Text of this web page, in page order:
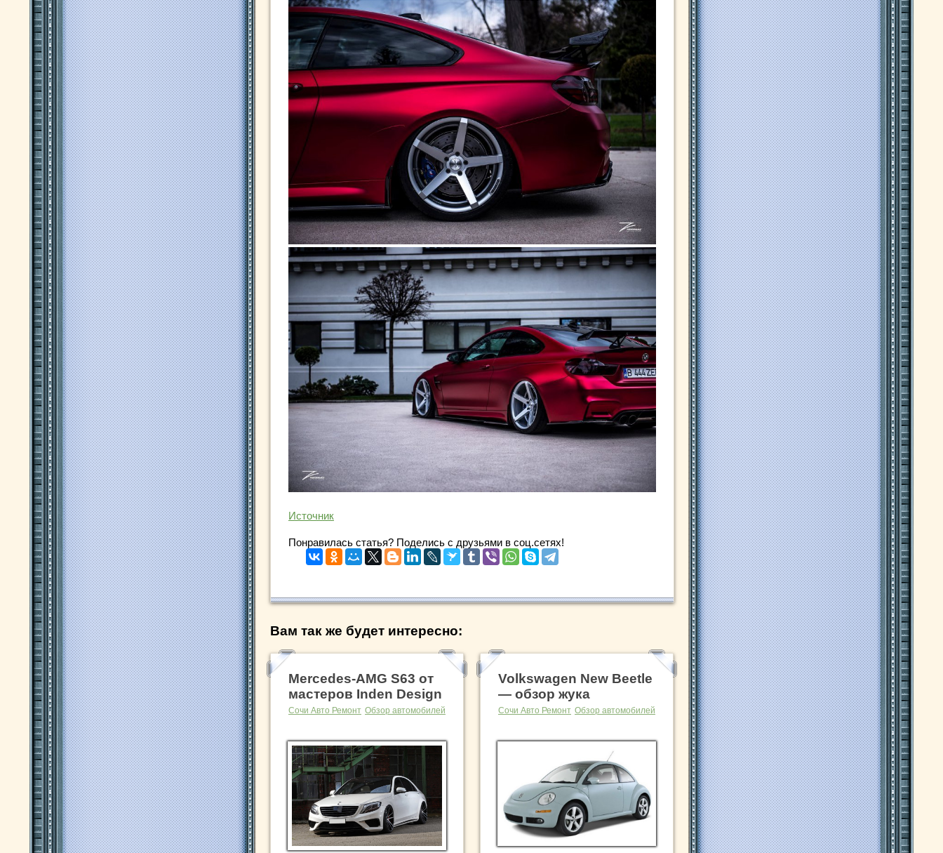
Источник
Понравилась статья? Поделись с друзьями в соц.сетях!
Вам так же будет интересно:
Mercedes-AMG S63 от
мастеров Inden Design
Сочи Авто Ремонт Обзор автомобилей
Volkswagen New Beetle
— обзор жука
Сочи Авто Ремонт Обзор автомобилей